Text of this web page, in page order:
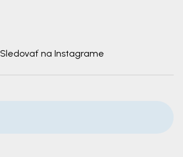
Sledovať na Instagrame